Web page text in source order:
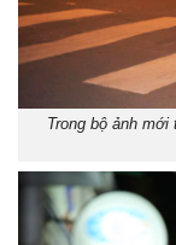
Trong bộ ảnh